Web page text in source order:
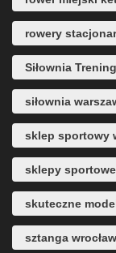
rowery
Siłownia
siłownia
sklep sportowy
sklepy sportowe
skuteczne
sztanga wrocław